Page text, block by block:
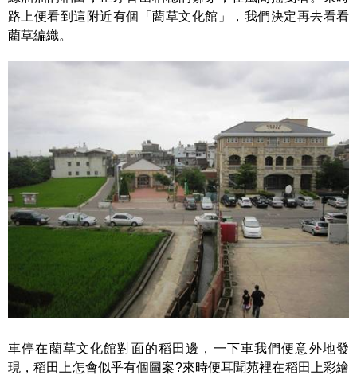
路上便看到這附近有個「藺草文化館」，我們決定再去看看
藺草編織。
車停在藺草文化館對面的稻田邊，一下車我們便意外地發
現，稻田上怎會似乎有個圖案?來時便耳聞苑裡在稻田上彩繪